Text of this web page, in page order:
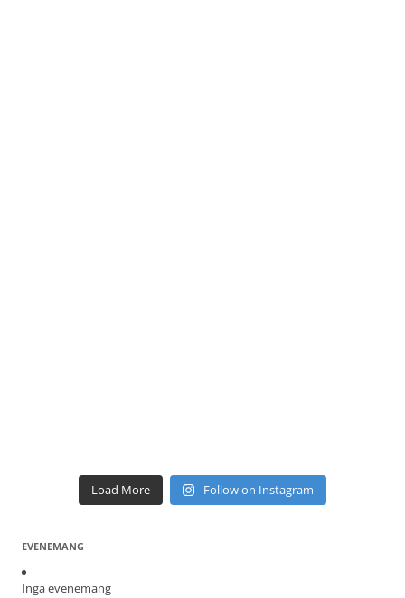
Load More Follow on Instagram
EVENEMANG
Inga evenemang